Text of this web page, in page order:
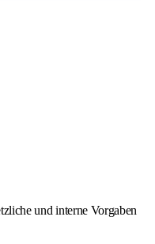
und interne Vorgaben